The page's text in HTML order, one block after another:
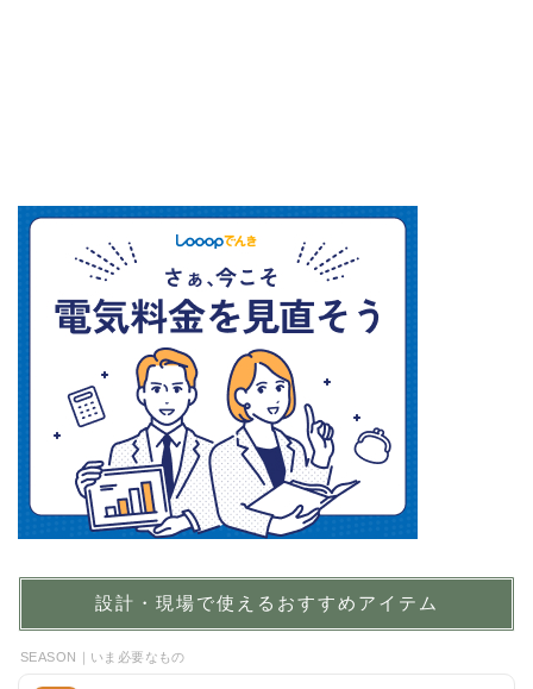
設計・現場で使えるおすすめアイテム
SEASON｜いま必要なもの